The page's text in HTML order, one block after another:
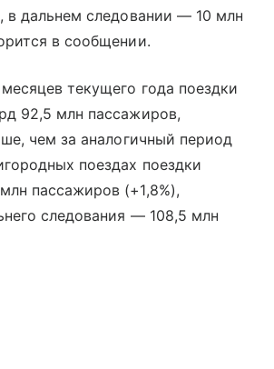
в дальнем следовании — 10 млн
в сообщении.
текущего года поездки
92,5 млн пассажиров,
чем за аналогичный период
поездах поездки
пассажиров (+1,8%),
следования — 108,5 млн